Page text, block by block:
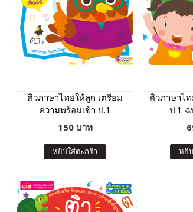
ติวภาษาไทยให้ลูก เตรียม
ความพร้อมเข้า ป.1
โรงเรียนสาธิตและโรงเรียน
ปรับปรุง)
150 บาท
หยิบใส่ตะกร้า
ติวภาษาไ
ป.1
หยิ